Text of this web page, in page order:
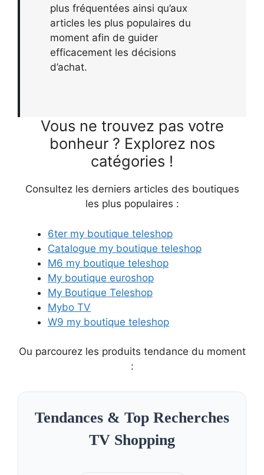
plus fréquentées ainsi qu’aux
articles les plus populaires du
moment afin de guider
efficacement les décisions
d’achat.
Vous ne trouvez pas votre
bonheur ? Explorez nos
catégories !
Consultez les derniers articles des boutiques
les plus populaires :
6ter my boutique teleshop
Catalogue my boutique teleshop
M6 my boutique teleshop
My boutique euroshop
My Boutique Teleshop
Mybo TV
W9 my boutique teleshop
Ou parcourez les produits tendance du moment
:
Tendances & Top Recherches
TV Shopping